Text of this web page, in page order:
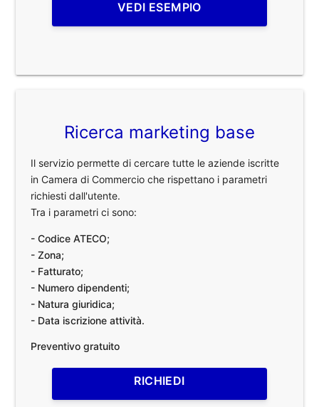
VEDI ESEMPIO
Ricerca marketing base
Il servizio permette di cercare tutte le aziende iscritte
in Camera di Commercio che rispettano i parametri
richiesti dall'utente.
Tra i parametri ci sono:
- Codice ATECO;
- Zona;
- Fatturato;
- Numero dipendenti;
- Natura giuridica;
- Data iscrizione attività.
Preventivo gratuito
RICHIEDI